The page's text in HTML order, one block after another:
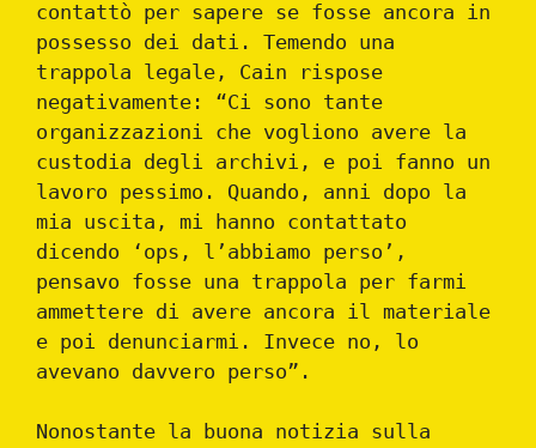
contattò per sapere se fosse ancora in
possesso dei dati. Temendo una
trappola legale, Cain rispose
negativamente: “Ci sono tante
organizzazioni che vogliono avere la
custodia degli archivi, e poi fanno un
lavoro pessimo. Quando, anni dopo la
mia uscita, mi hanno contattato
dicendo ‘ops, l’abbiamo perso’,
pensavo fosse una trappola per farmi
ammettere di avere ancora il materiale
e poi denunciarmi. Invece no, lo
avevano davvero perso”.
Nonostante la buona notizia sulla